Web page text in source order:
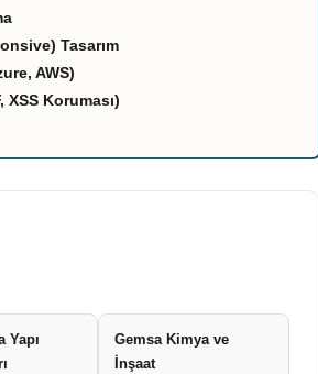
Tasarım
AWS)
Koruması)
Yapı
Gemsa Kimya ve
İnşaat